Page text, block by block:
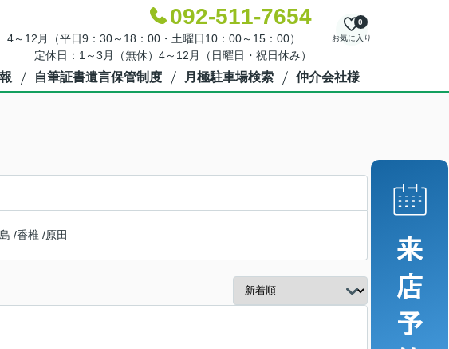
092-511-7654
4～12月（平日9：30～18：00・土曜日10：00～15：00）
定休日：1～3月（無休）4～12月（日曜日・祝日休み）
お気に入り
0
自筆証書遺言保管制度 月極駐車場検索 仲介会社様
/香椎 /原田